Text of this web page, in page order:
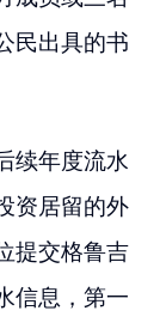
民出具的书
续年度流水
资居留的外
提交格鲁吉
信息，第一